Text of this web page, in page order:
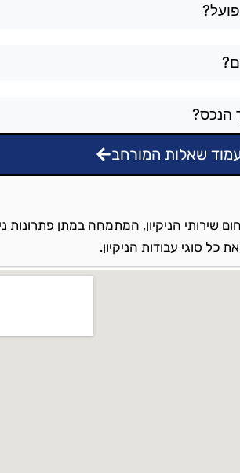
הנכס?
שאלות המורחב
שירותי הניקיון, המתמחה במתן פתרונות
כל סוגי עבודות הניקיון.